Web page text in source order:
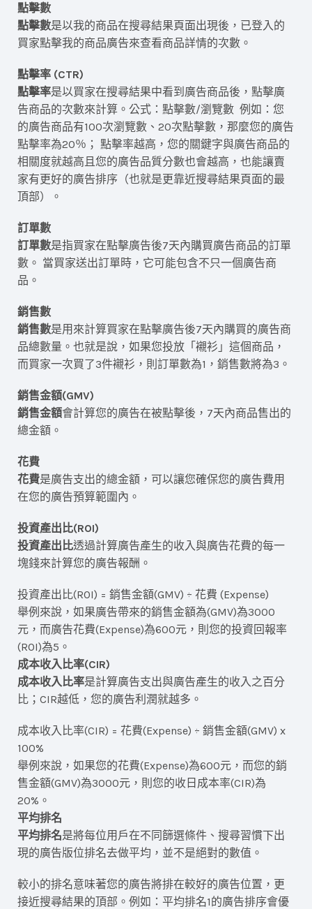
點擊數
點擊數是以我的商品在搜尋結果頁面出現後，已登入的
買家點擊我的商品廣告來查看商品詳情的次數。
點擊率 (CTR)
點擊率是以買家在搜尋結果中看到廣告商品後，點擊廣
告商品的次數來計算。公式：點擊數/瀏覽數 例如：您
的廣告商品有100次瀏覽數、20次點擊數，那麼您的廣告
點擊率為20％； 點擊率越高，您的關鍵字與廣告商品的
相關度就越高且您的廣告品質分數也會越高，也能讓賣
家有更好的廣告排序（也就是更靠近搜尋結果頁面的最
頂部）。
訂單數
訂單數是指買家在點擊廣告後7天內購買廣告商品的訂單
數。 當買家送出訂單時，它可能包含不只一個廣告商
品。
銷售數
銷售數是用來計算買家在點擊廣告後7天內購買的廣告商
品總數量。也就是說，如果您投放「襯衫」這個商品，
而買家一次買了3件襯衫，則訂單數為1，銷售數將為3。
銷售金額(GMV)
銷售金額會計算您的廣告在被點擊後，7天內商品售出的
總金額。
花費
花費是廣告支出的總金額，可以讓您確保您的廣告費用
在您的廣告預算範圍內。
投資產出比(ROI)
投資產出比透過計算廣告產生的收入與廣告花費的每一
塊錢來計算您的廣告報酬。
投資產出比(ROI) = 銷售金額(GMV) ÷ 花費 (Expense)
舉例來說，如果廣告帶來的銷售金額為(GMV)為3000
元，而廣告花費(Expense)為600元，則您的投資回報率
(ROI)為5。
成本收入比率(CIR)
成本收入比率是計算廣告支出與廣告產生的收入之百分
比；CIR越低，您的廣告利潤就越多。
成本收入比率(CIR) = 花費(Expense) ÷ 銷售金額(GMV) x
100%
舉例來說，如果您的花費(Expense)為600元，而您的銷
售金額(GMV)為3000元，則您的收日成本率(CIR)為
20%。
平均排名
平均排名是將每位用戶在不同篩選條件、搜尋習慣下出
現的廣告版位排名去做平均，並不是絕對的數值。
較小的排名意味著您的廣告將排在較好的廣告位置，更
接近搜尋結果的頂部。例如：平均排名1的廣告排序會優